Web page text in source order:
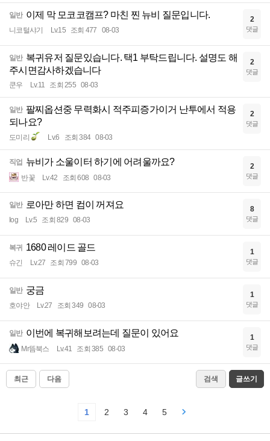
일반 이제 막 모코코캠프? 마친 찐 뉴비 질문입니다.
니코털샤기 Lv.15 조회 477 08-03
2
댓글
일반 복귀유저 질문있습니다. 택1 부탁드립니다. 설명도 해
주시면감사하겠습니다
쿤우 Lv.11 조회 255 08-03
2
댓글
일반 팔찌옵션중 무력화시 적주피증가이거 난투에서 적용
되나요?
도미리 Lv.6 조회 384 08-03
2
댓글
직업 뉴비가 소울이터 하기에 어려울까요?
반꽃 Lv.42 조회 608 08-03
2
댓글
일반 로아만 하면 컴이 꺼져요
Iog Lv.5 조회 829 08-03
8
댓글
복귀 1680 레이드 골드
슈긴 Lv.27 조회 799 08-03
1
댓글
일반 궁금
호야안 Lv.27 조회 349 08-03
1
댓글
일반 이번에 복귀해보려는데 질문이 있어요
Mr뜸북스 Lv.41 조회 385 08-03
1
댓글
최근 다음 검색 글쓰기
1 2 3 4 5